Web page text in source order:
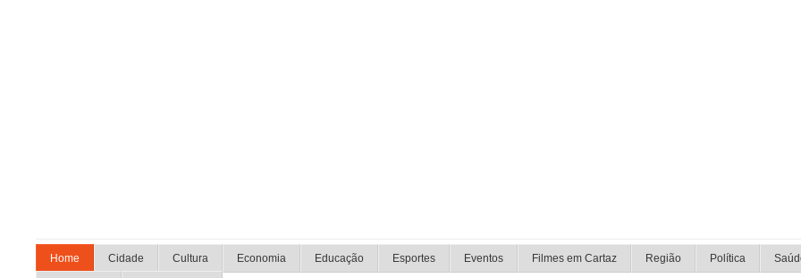
Home Cidade Cultura Economia Educação Esportes Eventos Filmes em Cartaz Região Política